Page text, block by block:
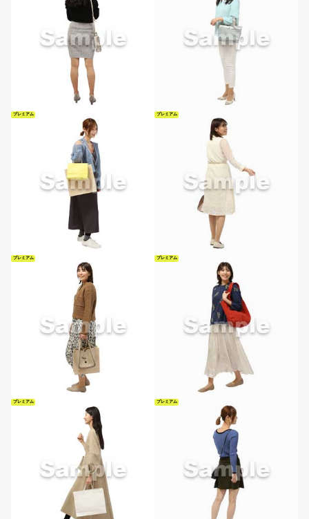
プレミアム プレミアム
プレミアム プレミアム
プレミアム プレミアム